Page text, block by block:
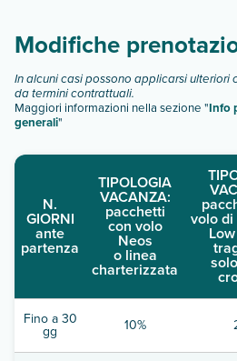
Modifiche
In alcuni casi possono applicarsi
da termini contrattuali.
Maggiori informazioni nella sezione "Info
generali"
N.
GIORNI
ante
partenza
TIPOLOGIA
VACANZA:
pacchetti
con volo
Neos
o linea
charterizzata
volo
Fino a 30
gg 10%